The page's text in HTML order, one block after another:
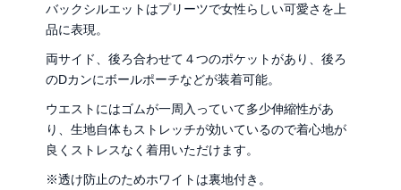
バックシルエットはプリーツで女性らしい可愛さを上
品に表現。
両サイド、後ろ合わせて４つのポケットがあり、後ろ
のDカンにボールポーチなどが装着可能。
ウエストにはゴムが一周入っていて多少伸縮性があ
り、生地自体もストレッチが効いているので着心地が
良くストレスなく着用いただけます。
※透け防止のためホワイトは裏地付き。